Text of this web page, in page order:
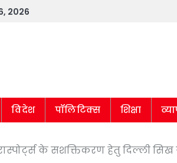
2026
विदेश पॉलिटिक्स शिक्षा
के सशक्तिकरण हेतु दिल्ली